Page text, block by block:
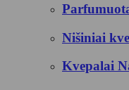
Nišiniai
Kvepalai